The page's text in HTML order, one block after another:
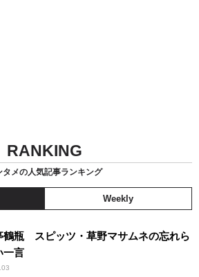
RANKING
タメの人気記事ランキング
Weekly
鶴瓶 スピッツ・草野マサムネの忘れら
一言